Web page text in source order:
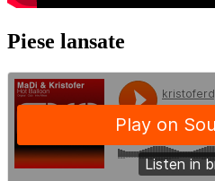
Piese lansate